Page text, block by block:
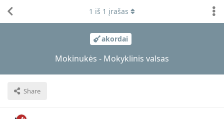
akordai
Mokinukės - Mokyklinis valsas
Share
1 iš 1 įrašas